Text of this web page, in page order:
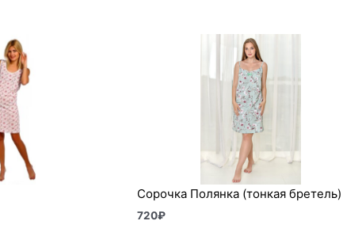
Сорочка Полянка (тонкая бретель)
720₽